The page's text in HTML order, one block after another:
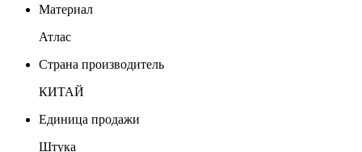
Материал
Атлас
Страна производитель
КИТАЙ
Единица продажи
Штука